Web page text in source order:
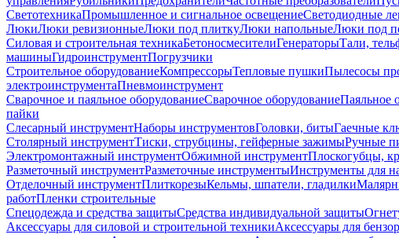
СветотехникаПромышленное и сигнальное освещениеСветодиодные
ЛюкиЛюки ревизионныеЛюки под плиткуЛюки напольныеЛюки под
Силовая и строительная техникаБетоносмесителиГенераторыТали,
машиныГидроинструментПогрузчики
Строительное оборудованиеКомпрессорыТепловые пушкиПылесосы
электроинструментаПневмоинструмент
Сварочное и паяльное оборудованиеСварочное оборудованиеПаяльное
пайки
Слесарный инструментНаборы инструментовГоловки, битыГаечные
Столярный инструментТиски, струбцины, гейферные зажимыРучные
Электромонтажный инструментОбжимной инструментПлоскогубцы,
Разметочный инструментРазметочные инструментыИнструменты для
Отделочный инструментПлиткорезыКельмы, шпатели, гладилки
работПленки строительные
Спецодежда и средства защитыСредства индивидуальной защиты
Аксессуары для силовой и строительной техникиАксессуары для